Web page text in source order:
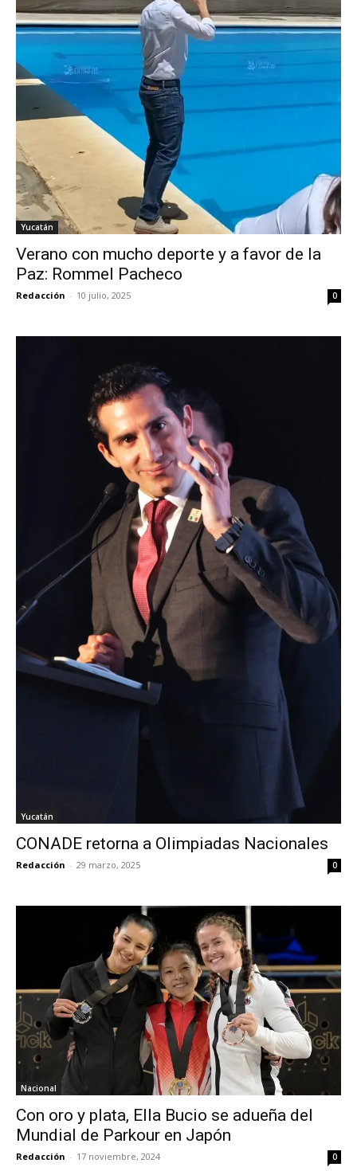
Yucatán
Verano con mucho deporte y a favor de la
Paz: Rommel Pacheco
Redacción - 10 julio, 2025 0
Yucatán
CONADE retorna a Olimpiadas Nacionales
Redacción - 29 marzo, 2025 0
Nacional
Con oro y plata, Ella Bucio se adueña del
Mundial de Parkour en Japón
Redacción - 17 noviembre, 2024 0